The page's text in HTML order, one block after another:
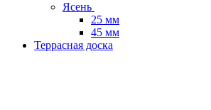
Ясень
25 мм
45 мм
Террасная доска